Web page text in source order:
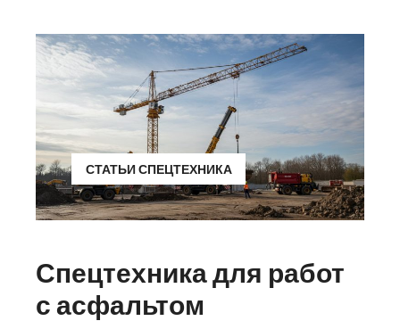
СТАТЬИ СПЕЦТЕХНИКА
Спецтехника для работ
с асфальтом